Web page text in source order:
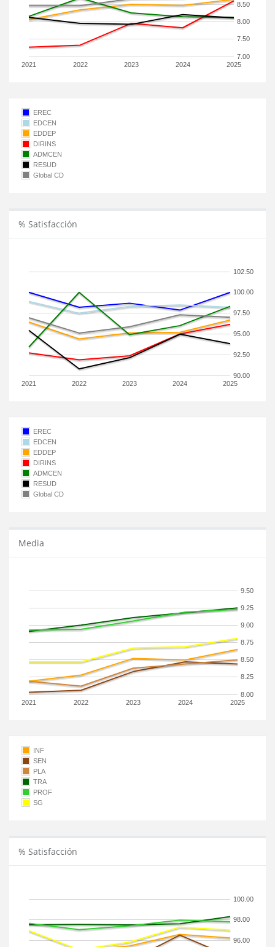
2021 2022 2023 2024 2025
7.00
7.50
8.00
8.50
EREC
EDCEN
EDDEP
DIRINS
ADMCEN
RESUD
Global CD
% Satisfacción
2021 2022 2023 2024 2025
90.00
92.50
95.00
97.50
100.00
102.50
EREC
EDCEN
EDDEP
DIRINS
ADMCEN
RESUD
Global CD
Media
2021 2022 2023 2024 2025
8.00
8.25
8.50
8.75
9.00
9.25
9.50
INF
SEN
PLA
TRA
PROF
SG
% Satisfacción
96.00
98.00
100.00